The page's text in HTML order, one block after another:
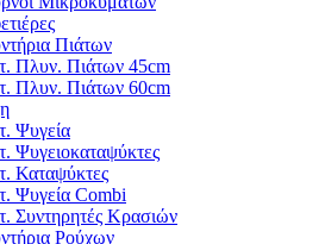
Πιάτων
Πλυν. Πιάτων 45cm
Πλυν. Πιάτων 60cm
Ψυγεία
Ψυγειοκαταψύκτες
Καταψύκτες
Ψυγεία Combi
Συντηρητές Κρασιών
Ρούχων